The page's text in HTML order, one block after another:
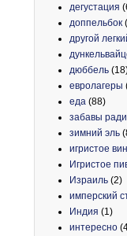
дегустация
доппельбок
другой
дюббель
евролагеры
еда (88)
забавы ради
зимний эль
игристое
Игристое
Израиль (2)
имперский
Индия (1)
интересно